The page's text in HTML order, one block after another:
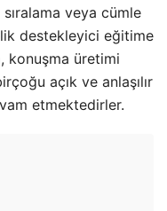
veya cümle
destekleyici eğitime
konuşma üretimi
açık ve anlaşılır
etmektedirler.